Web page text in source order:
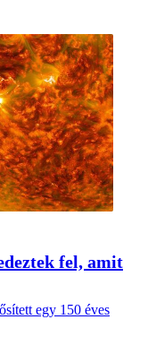
fel, amit
egy 150 éves